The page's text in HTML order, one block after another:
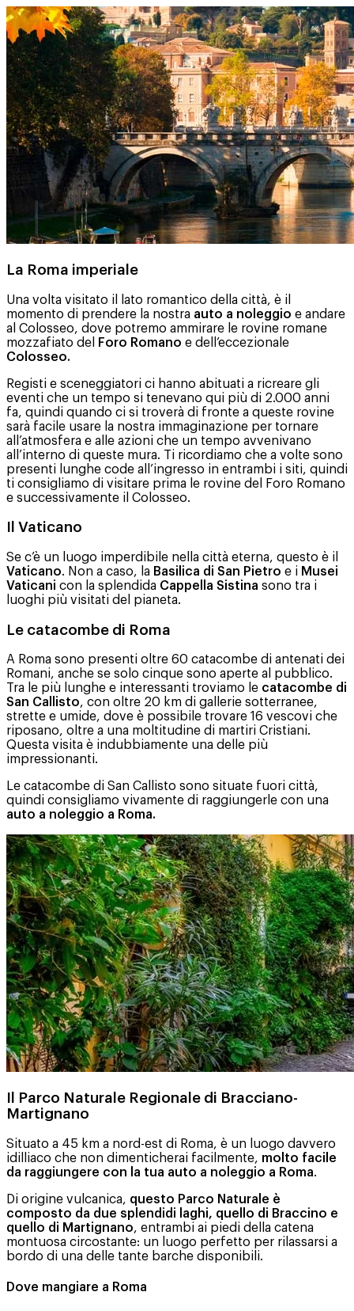
La Roma imperiale
Una volta visitato il lato romantico della città, è il
momento di prendere la nostra auto a noleggio e andare
al Colosseo, dove potremo ammirare le rovine romane
mozzafiato del
Foro Romano e dell’eccezionale
Colosseo.
Registi e sceneggiatori ci hanno abituati a ricreare gli
eventi che un tempo si tenevano qui più di 2.000 anni
fa, quindi quando ci si troverà di fronte a queste rovine
sarà facile usare la nostra immaginazione per tornare
all’atmosfera e alle azioni che un tempo avvenivano
all’interno di queste mura. Ti ricordiamo che a volte sono
presenti lunghe code all’ingresso in entrambi i siti, quindi
ti consigliamo di visitare prima le rovine del Foro Romano
e successivamente il Colosseo.
Il Vaticano
Se c’è un luogo imperdibile nella città eterna, questo è il
Vaticano. Non a caso, la Basilica di San Pietro e i Musei
Vaticani con la splendida Cappella Sistina sono tra i
luoghi più visitati del pianeta.
Le catacombe di Roma
A Roma sono presenti oltre 60 catacombe di antenati dei
Romani, anche se solo cinque sono aperte al pubblico.
Tra le più lunghe e interessanti troviamo le catacombe di
San Callisto, con oltre 20 km di gallerie sotterranee,
strette e umide, dove è possibile trovare 16 vescovi che
riposano, oltre a una moltitudine di martiri Cristiani.
Questa visita è indubbiamente una delle più
impressionanti.
Le catacombe di San Callisto sono situate fuori città,
quindi consigliamo vivamente di raggiungerle con una
auto a noleggio a Roma.
Il Parco Naturale Regionale di Bracciano-
Martignano
Situato a 45 km a nord-est di Roma, è un luogo davvero
idilliaco che non dimenticherai facilmente, molto facile
da raggiungere con la tua auto a noleggio a Roma.
Di origine vulcanica, questo Parco Naturale è
composto da due splendidi laghi, quello di Braccino e
quello di Martignano, entrambi ai piedi della catena
montuosa circostante: un luogo perfetto per rilassarsi a
bordo di una delle tante barche disponibili.
Dove mangiare a Roma